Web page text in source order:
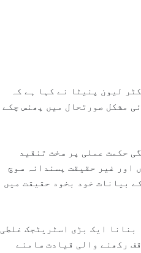
لیون پنیٹا نے کہا ہے کہ
مشکل صورتحال میں پھنس چکے
حکمت عملی پر سخت تنقید
اور غیر حقیقت پسندانہ سوچ
بیانات خود بخود حقیقت میں
بنانا ایک بڑی اسٹریٹجک غلطی
رکھنے والی قیادت سامنے